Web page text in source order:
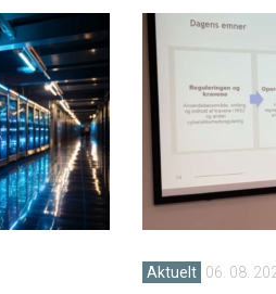
Aktuelt 06. 08.